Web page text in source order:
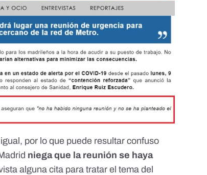
por lo que puede resultar confuso
niega que la reunión se haya
alguna cita para tratar el tema del